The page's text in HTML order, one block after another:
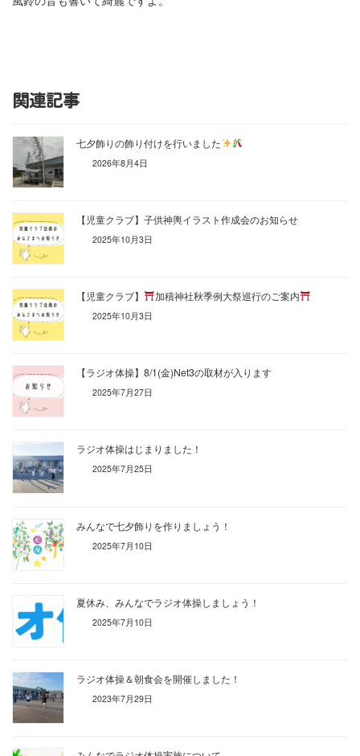
関連記事
七夕飾りの飾り付けを行いました
2026年8月4日
【児童クラブ】子供神輿イラスト作成会のお知らせ
2025年10月3日
【児童クラブ】 加積神社秋季例大祭巡行のご案内
2025年10月3日
【ラジオ体操】8/1(金)Net3の取材が入ります
2025年7月27日
ラジオ体操はじまりました！
2025年7月25日
みんなで七夕飾りを作りましょう！
2025年7月10日
夏休み、みんなでラジオ体操しましょう！
2025年7月10日
ラジオ体操＆朝食会を開催しました！
2023年7月29日